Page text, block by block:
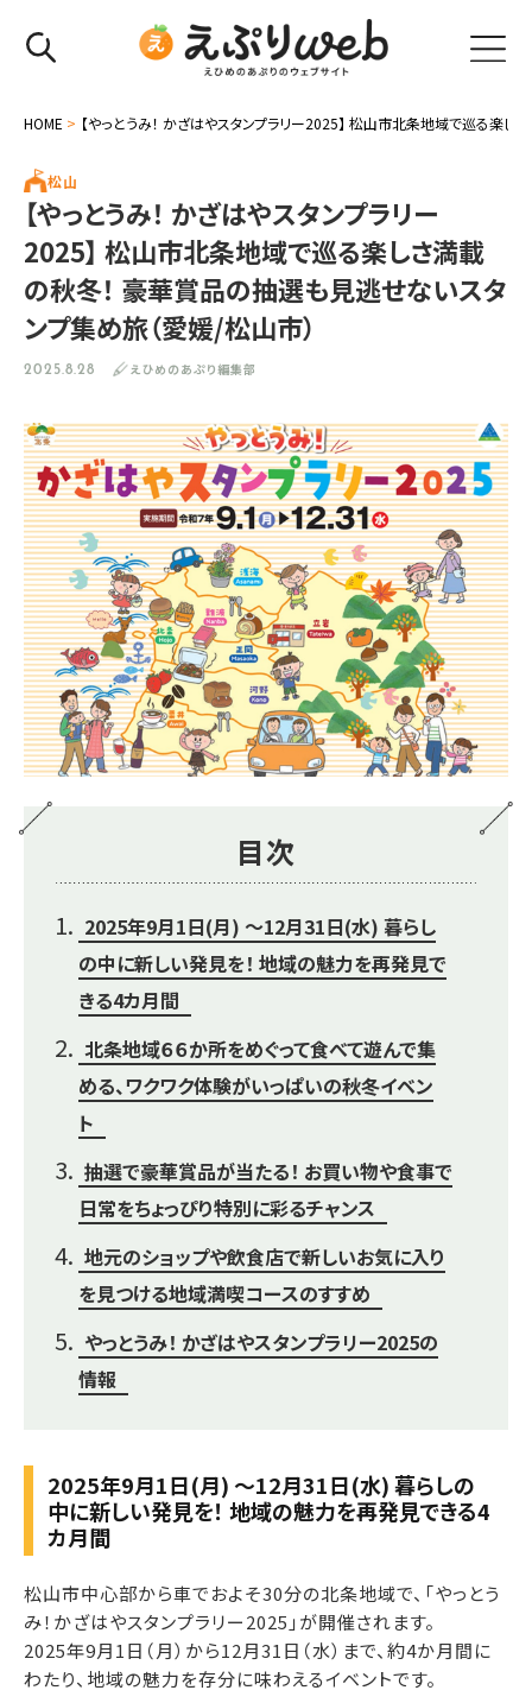
HOME > 【やっとうみ！ かざはやスタンプラリー2025】 松山市北条地域で巡る楽
松山
【やっとうみ！ かざはやスタンプラリー
2025】 松山市北条地域で巡る楽しさ満載
の秋冬！ 豪華賞品の抽選も見逃せないスタ
ンプ集め旅（愛媛/松山市）
2025.8.28 えひめのあぷり編集部
目次
2025年9月1日(月) ～12月31日(水) 暮らし
の中に新しい発見を！ 地域の魅力を再発見で
きる4カ月間
北条地域６６か所をめぐって食べて遊んで集
める、ワクワク体験がいっぱいの秋冬イベン
ト
抽選で豪華賞品が当たる！ お買い物や食事で
日常をちょっぴり特別に彩るチャンス
地元のショップや飲食店で新しいお気に入り
を見つける地域満喫コースのすすめ
やっとうみ！ かざはやスタンプラリー2025の
情報
2025年9月1日(月) ～12月31日(水) 暮らしの
中に新しい発見を！ 地域の魅力を再発見できる4
カ月間
松山市中心部から車でおよそ30分の北条地域で、「やっとう
み！かざはやスタンプラリー2025」が開催されます。
2025年9月1日（月）から12月31日（水）まで、約4か月間に
わたり、地域の魅力を存分に味わえるイベントです。